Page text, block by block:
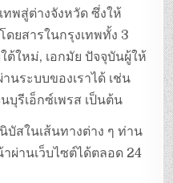
พสู่ต่างจังหวัด ซึ่งให้
ยสารในกรุงเทพทั้ง 3
ใหม่, เอกมัย ปัจจุบันผู้ให้
นระบบของเราได้ เช่น
บุรีเอ็กซ์เพรส เป็นต้น
สในเส้นทางต่าง ๆ ท่าน
ผ่านเว็บไซต์ได้ตลอด 24